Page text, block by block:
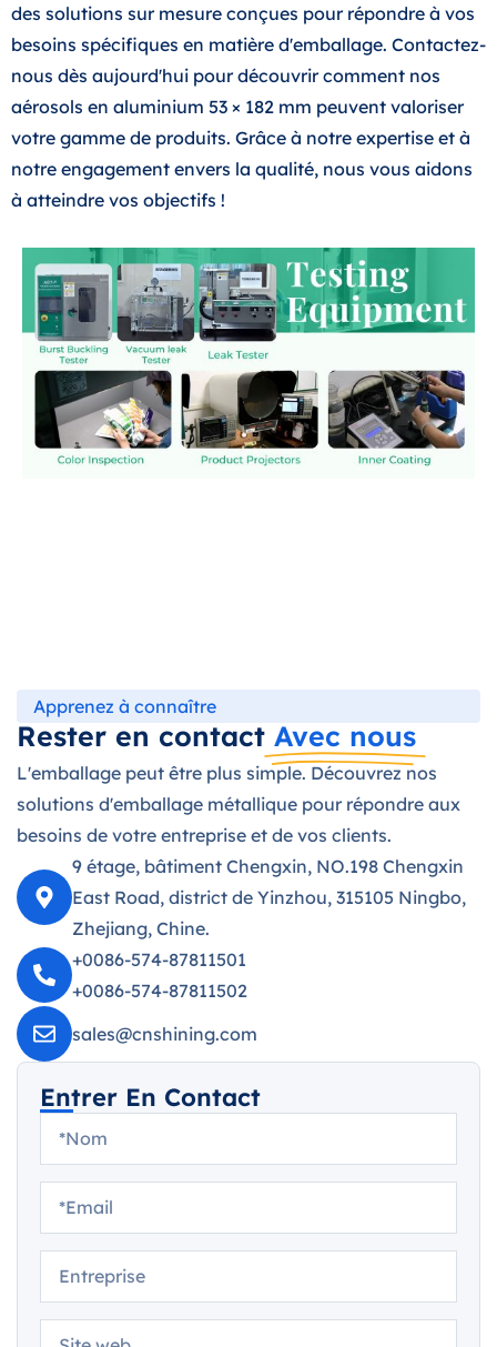
des solutions sur mesure conçues pour répondre à vos
besoins spécifiques en matière d'emballage. Contactez-
nous dès aujourd'hui pour découvrir comment nos
aérosols en aluminium 53 × 182 mm peuvent valoriser
votre gamme de produits. Grâce à notre expertise et à
notre engagement envers la qualité, nous vous aidons
à atteindre vos objectifs !
Apprenez à connaître
Rester en contact Avec nous
L'emballage peut être plus simple. Découvrez nos
solutions d'emballage métallique pour répondre aux
besoins de votre entreprise et de vos clients.
9 étage, bâtiment Chengxin, NO.198 Chengxin
East Road, district de Yinzhou, 315105 Ningbo,
Zhejiang, Chine.
+0086-574-87811501
+0086-574-87811502
sales@cnshining.com
Entrer En Contact